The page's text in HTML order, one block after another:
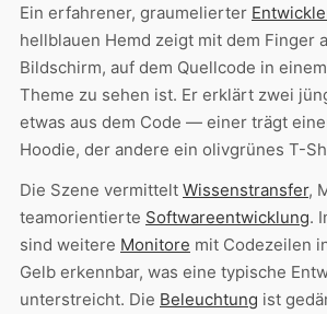
Ein erfahrener, graumelierter
hellblauen Hemd zeigt mit dem Finger
Bildschirm, auf dem Quellcode in
Theme zu sehen ist. Er erklärt zwei
etwas aus dem Code — einer trägt
Hoodie, der andere ein olivgrünes T-
Die Szene vermittelt Wissenstransfer,
teamorientierte Softwareentwicklung.
sind weitere Monitore mit Codezeilen
Gelb erkennbar, was eine typische
unterstreicht. Die Beleuchtung ist